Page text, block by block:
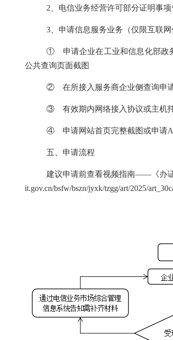
2 、电信业务经营许可部分证明事
3 、申请信息服务业务（仅限互联
① 申请企业在工业和信息化部政
公共查询页面截图
②在所接入服务商企业侧查询申
③有效期内网络接入协议或主机
④ 申请网站首页完整截图或申请
五、 申请流程
建议申请前查看视频指南—— 《
it.gov.cn/bsfw/bszn/jyxk/tzgg/art/2025/